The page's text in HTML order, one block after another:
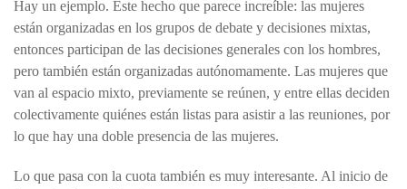
Hay un ejemplo. Este hecho que parece increíble: las mujeres
están organizadas en los grupos de debate y decisiones mixtas,
entonces participan de las decisiones generales con los hombres,
pero también están organizadas autónomamente. Las mujeres que
van al espacio mixto, previamente se reúnen, y entre ellas deciden
colectivamente quiénes están listas para asistir a las reuniones, por
lo que hay una doble presencia de las mujeres.
Lo que pasa con la cuota también es muy interesante. Al inicio de